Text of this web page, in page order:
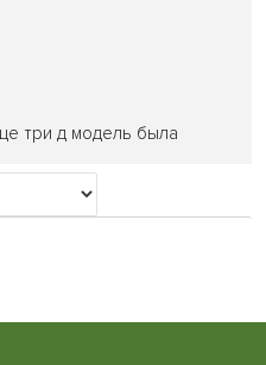
три д модель была